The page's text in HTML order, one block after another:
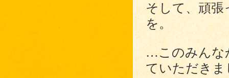
そして、頑張
を。
…このみんな
ていただきま